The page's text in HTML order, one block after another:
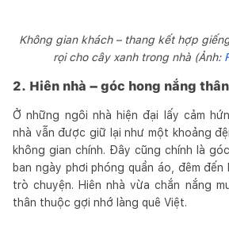
Không gian khách – thang kết hợp
rọi cho cây xanh trong nhà (Ảnh:
2. Hiên nhà – góc hong nắng
Ở những ngôi nhà hiện đại lấy cảm
nhà vẫn được giữ lại như một khoảng
không gian chính. Đây cũng chính là
ban ngày phơi phóng quần áo, đêm
trò chuyện. Hiên nhà vừa chắn nắng
thân thuộc gợi nhớ làng quê Việt.